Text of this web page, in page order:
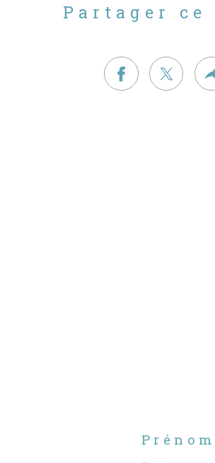
Partager ce